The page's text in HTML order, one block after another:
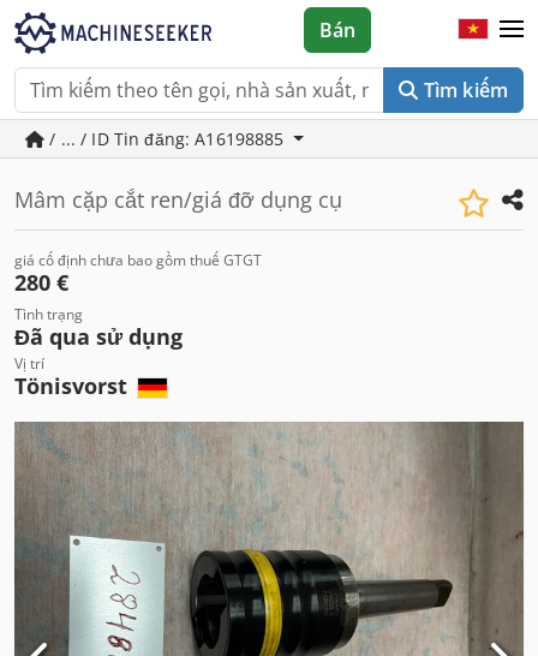
Tìm kiếm
Bán
/ ... / ID Tin đăng: A16198885
Mâm cặp cắt ren/giá đỡ dụng cụ
giá cố định chưa bao gồm thuế GTGT
280 €
Tình trạng
Đã qua sử dụng
Vị trí
Tönisvorst